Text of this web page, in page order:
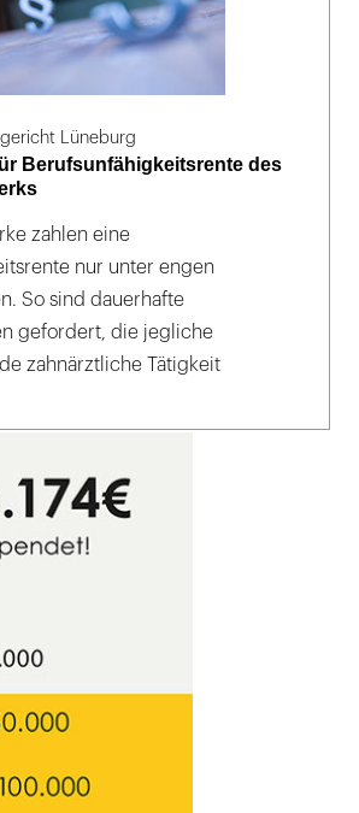
Lüneburg
Berufsunfähigkeitsrente des
zahlen eine
nur unter engen
So sind dauerhafte
gefordert, die jegliche
zahnärztliche Tätigkeit